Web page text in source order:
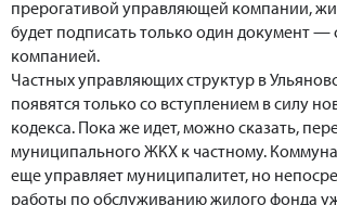
прерогативой управляющей компании,
будет подписать только один документ —
компанией.
Частных управляющих структур в
появятся только со вступлением в силу
кодекса. Пока же идет, можно сказать,
муниципального ЖКХ к частному.
еще управляет муниципалитет, но
работы по обслуживанию жилого фонда